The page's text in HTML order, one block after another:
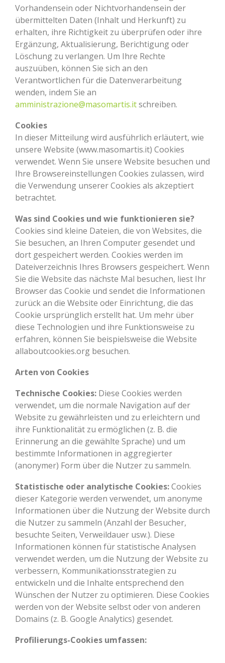
Vorhandensein oder Nichtvorhandensein der
übermittelten Daten (Inhalt und Herkunft) zu
erhalten, ihre Richtigkeit zu überprüfen oder ihre
Ergänzung, Aktualisierung, Berichtigung oder
Löschung zu verlangen. Um Ihre Rechte
auszuüben, können Sie sich an den
Verantwortlichen für die Datenverarbeitung
wenden, indem Sie an
amministrazione@masomartis.itschreiben.
Cookies
In dieser Mitteilung wird ausführlich erläutert, wie
unsere Website (www.masomartis.it) Cookies
verwendet. Wenn Sie unsere Website besuchen und
Ihre Browsereinstellungen Cookies zulassen, wird
die Verwendung unserer Cookies als akzeptiert
betrachtet.
Was sind Cookies und wie funktionieren sie?
Cookies sind kleine Dateien, die von Websites, die
Sie besuchen, an Ihren Computer gesendet und
dort gespeichert werden. Cookies werden im
Dateiverzeichnis Ihres Browsers gespeichert. Wenn
Sie die Website das nächste Mal besuchen, liest Ihr
Browser das Cookie und sendet die Informationen
zurück an die Website oder Einrichtung, die das
Cookie ursprünglich erstellt hat. Um mehr über
diese Technologien und ihre Funktionsweise zu
erfahren, können Sie beispielsweise die Website
allaboutcookies.org besuchen.
Arten von Cookies
Technische Cookies: Diese Cookies werden
verwendet, um die normale Navigation auf der
Website zu gewährleisten und zu erleichtern und
ihre Funktionalität zu ermöglichen (z. B. die
Erinnerung an die gewählte Sprache) und um
bestimmte Informationen in aggregierter
(anonymer) Form über die Nutzer zu sammeln.
Statistische oder analytische Cookies:Cookies
dieser Kategorie werden verwendet, um anonyme
Informationen über die Nutzung der Website durch
die Nutzer zu sammeln (Anzahl der Besucher,
besuchte Seiten, Verweildauer usw.). Diese
Informationen können für statistische Analysen
verwendet werden, um die Nutzung der Website zu
verbessern, Kommunikationsstrategien zu
entwickeln und die Inhalte entsprechend den
Wünschen der Nutzer zu optimieren. Diese Cookies
werden von der Website selbst oder von anderen
Domains (z. B. Google Analytics) gesendet.
Profilierungs-Cookies umfassen: